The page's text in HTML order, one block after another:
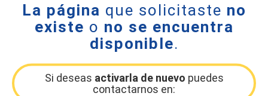
La página que solicitaste no
existe o no se encuentra
disponible.
Si deseas activarla de nuevo puedes
contactarnos en: